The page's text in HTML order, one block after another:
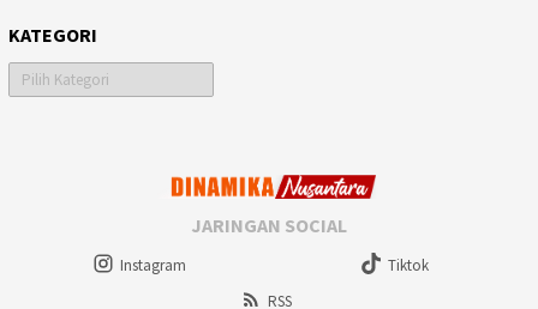
KATEGORI
Kategori
JARINGAN SOCIAL
Instagram
Tiktok
RSS